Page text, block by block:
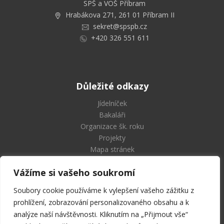
Vážíme si vašeho soukromí
Soubory cookie používáme k vylepšení vašeho zážitku z
prohlížení, zobrazování personalizovaného obsahu a k
analýze naší návštěvnosti. Kliknutím na „Přijmout vše“
SPŠ a VOŠ Příbram
Hrabákova 271, 261 01 Příbram II
sekret@spspb.cz
+420 326 551 611
Důležité odkazy
Jídelníček
Bakaláři
Organizace šk. roku
Projekty
Mapa stránek
Střední průmyslová škola
a Vyšší odborná škola Příbram